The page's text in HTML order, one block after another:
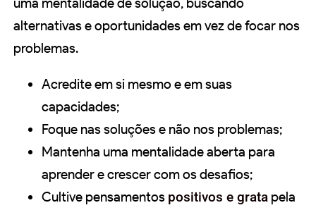
alternativas e oportunidades em vez de focar nos
problemas.
Acredite em si mesmo e em suas
capacidades;
Foque nas soluções e não nos problemas;
Mantenha uma mentalidade aberta para
aprender e crescer com os desafios;
Cultive pensamentos positivos e grata pela